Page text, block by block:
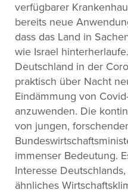
verfügbarer
bereits neue
dass das Land in
wie Israel
Deutschland in der
praktisch über Nacht
Eindämmung von
anzuwenden. Die
von jungen,
immenser Bedeutung.
Interesse
ähnliches